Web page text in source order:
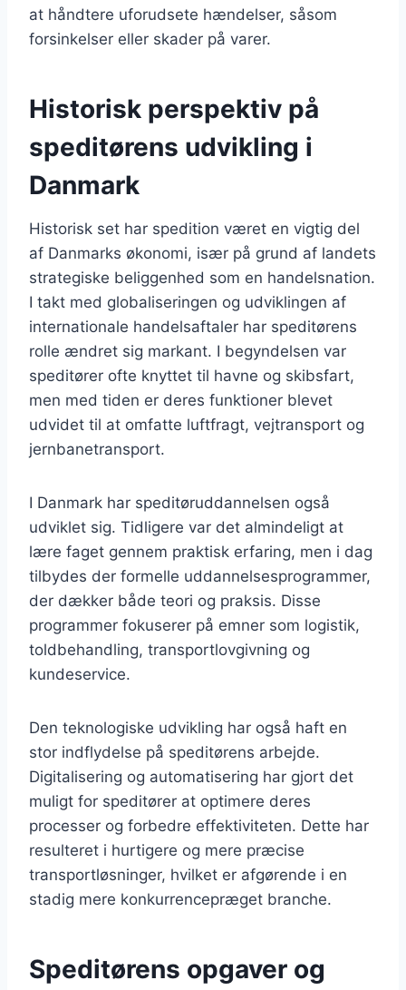
at håndtere uforudsete hændelser, såsom
forsinkelser eller skader på varer.
Historisk perspektiv på
speditørens udvikling i
Danmark
Historisk set har spedition været en vigtig del
af Danmarks økonomi, især på grund af landets
strategiske beliggenhed som en handelsnation.
I takt med globaliseringen og udviklingen af
internationale handelsaftaler har speditørens
rolle ændret sig markant. I begyndelsen var
speditører ofte knyttet til havne og skibsfart,
men med tiden er deres funktioner blevet
udvidet til at omfatte luftfragt, vejtransport og
jernbanetransport.
I Danmark har speditøruddannelsen også
udviklet sig. Tidligere var det almindeligt at
lære faget gennem praktisk erfaring, men i dag
tilbydes der formelle uddannelsesprogrammer,
der dækker både teori og praksis. Disse
programmer fokuserer på emner som logistik,
toldbehandling, transportlovgivning og
kundeservice.
Den teknologiske udvikling har også haft en
stor indflydelse på speditørens arbejde.
Digitalisering og automatisering har gjort det
muligt for speditører at optimere deres
processer og forbedre effektiviteten. Dette har
resulteret i hurtigere og mere præcise
transportløsninger, hvilket er afgørende i en
stadig mere konkurrencepræget branche.
Speditørens opgaver og